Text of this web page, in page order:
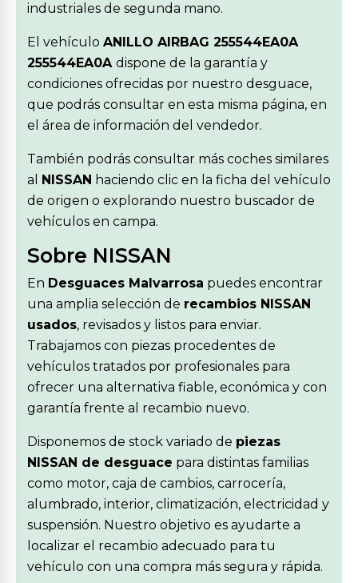
industriales de segunda mano.
El vehículo ANILLO AIRBAG 255544EA0A
255544EA0A dispone de la garantía y
condiciones ofrecidas por nuestro desguace,
que podrás consultar en esta misma página, en
el área de información del vendedor.
También podrás consultar más coches similares
al NISSAN haciendo clic en la ficha del vehículo
de origen o explorando nuestro buscador de
vehículos en campa.
Sobre NISSAN
En Desguaces Malvarrosa puedes encontrar
una amplia selección de recambios NISSAN
usados, revisados y listos para enviar.
Trabajamos con piezas procedentes de
vehículos tratados por profesionales para
ofrecer una alternativa fiable, económica y con
garantía frente al recambio nuevo.
Disponemos de stock variado de piezas
NISSAN de desguace para distintas familias
como motor, caja de cambios, carrocería,
alumbrado, interior, climatización, electricidad y
suspensión. Nuestro objetivo es ayudarte a
localizar el recambio adecuado para tu
vehículo con una compra más segura y rápida.